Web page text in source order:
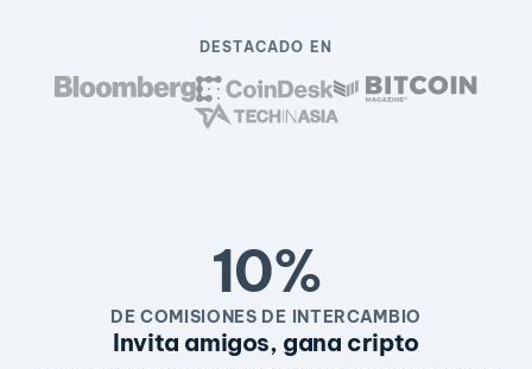
DESTACADO EN
10%
DE COMISIONES DE INTERCAMBIO
Invita amigos, gana cripto